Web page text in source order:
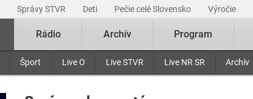
Správy STVR Deti Pečie celé Slovensko Výročie
Šport Live O Live STVR Live NR SR Archív
Rádio Archív Program